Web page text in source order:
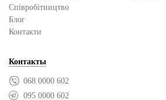
Cпівробітництво
Блог
Контакти
Контакты
068 0000 602
095 0000 602